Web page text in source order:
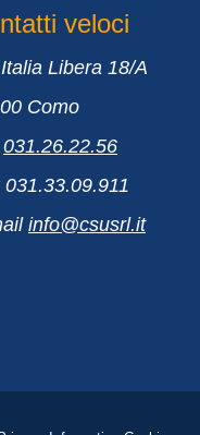
veloci
Libera 18/A
Como
031.26.22.56
031.33.09.911
info@csusrl.it